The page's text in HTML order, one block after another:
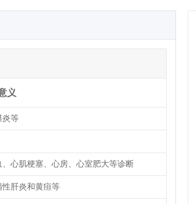
义
炎等
心肌梗塞、心房、心室肥大等诊断
肝炎和黄疸等